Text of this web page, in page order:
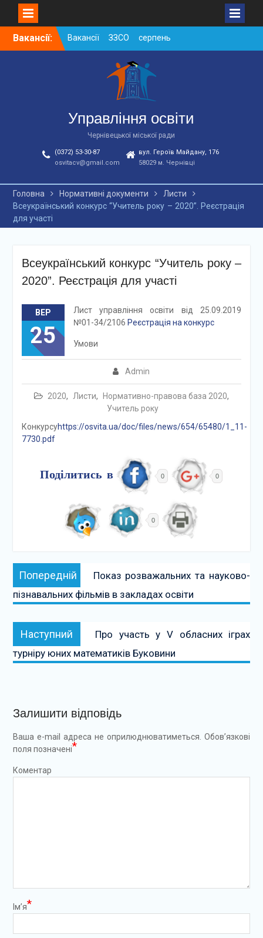
SkipВакансії:
Вакансії ЗЗСО серпень
2026
Вакансії ЗЗСО червень
Вакансії у ЗДО та
дошкільних підрозділах
ЗЗСО станом на
01.08.2026 р.
Управління освіти
Чернівецької міської ради
(0372) 53-30-87
osvitacv@gmail.com
вул. Героїв Майдану, 176
58029 м. Чернівці
Головна Нормативні документи
Листи
Всеукраїнський конкурс “Учитель року – 2020”. Реєстрація
для участі
Всеукраїнський конкурс “Учитель року –
2020”. Реєстрація для участі
ВЕР
25
Admin
2020, Листи, Нормативно-правова база 2020,
Учитель року
Лист управління освіти від 25.09.2019
№01-34/2106 Реєстрація на конкурс
Умови
Конкурсуhttps://osvita.ua/doc/files/news/654/65480/1_11-
7730.pdf
Поділитись в 0 0
0
Навігація
записів
Попередній Попередній:
Показ розважальних та науково-
пізнавальних фільмів в закладах освіти
Наступний Наступний:
Про участь у V обласних іграх
турніру юних математиків Буковини
Залишити відповідь
Ваша e-mail адреса не оприлюднюватиметься. Обов’язкові
поля позначені*
Коментар
Ім’я*